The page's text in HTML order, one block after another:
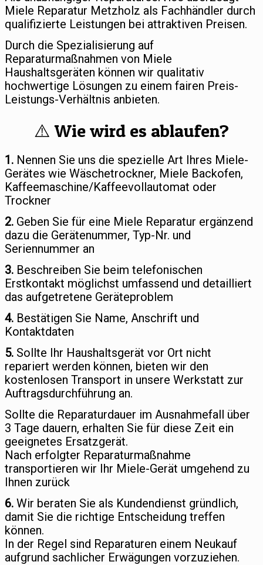
Miele Reparatur Metzholz als Fachhändler durch
qualifizierte Leistungen bei attraktiven Preisen.
Durch die Spezialisierung auf
Reparaturmaßnahmen von Miele
Haushaltsgeräten können wir qualitativ
hochwertige Lösungen zu einem fairen Preis-
Leistungs-Verhältnis anbieten.
⚠️ Wie wird es ablaufen?
1. Nennen Sie uns die spezielle Art Ihres Miele-
Gerätes wie Wäschetrockner, Miele Backofen,
Kaffeemaschine/Kaffeevollautomat oder
Trockner
2. Geben Sie für eine Miele Reparatur ergänzend
dazu die Gerätenummer, Typ-Nr. und
Seriennummer an
3. Beschreiben Sie beim telefonischen
Erstkontakt möglichst umfassend und detailliert
das aufgetretene Geräteproblem
4. Bestätigen Sie Name, Anschrift und
Kontaktdaten
5. Sollte Ihr Haushaltsgerät vor Ort nicht
repariert werden können, bieten wir den
kostenlosen Transport in unsere Werkstatt zur
Auftragsdurchführung an.
Sollte die Reparaturdauer im Ausnahmefall über
3 Tage dauern, erhalten Sie für diese Zeit ein
geeignetes Ersatzgerät.
Nach erfolgter Reparaturmaßnahme
transportieren wir Ihr Miele-Gerät umgehend zu
Ihnen zurück
6. Wir beraten Sie als Kundendienst gründlich,
damit Sie die richtige Entscheidung treffen
können.
In der Regel sind Reparaturen einem Neukauf
aufgrund sachlicher Erwägungen vorzuziehen.